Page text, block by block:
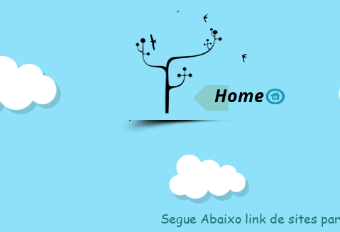
Home
Segue Abaixo link de sites